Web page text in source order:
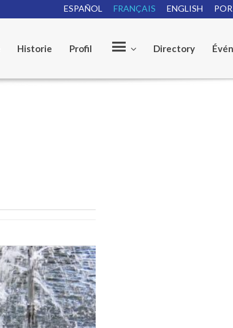
ENGLISH
FRANÇAIS
ESPAÑOL
Historie Profil Directory